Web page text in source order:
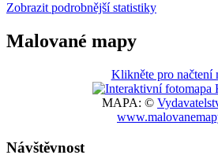
Zobrazit podrobnější statistiky
Malované mapy
Klikněte pro načtení
MAPA: ©
Návštěvnost